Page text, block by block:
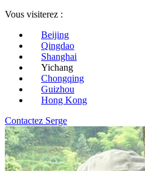
Vous visiterez :
Beijing
Qingdao
Shanghai
Yichang
Chongqing
Guizhou
Hong Kong
Contactez Serge